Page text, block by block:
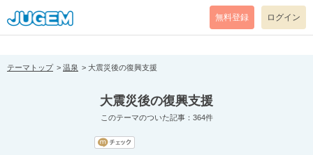
[pear_error: message="Success" code=0 mode=return level=notice
prefix="" info=""]
無料登録 ログイン
テーマトップ 温泉 大震災後の復興支援
大震災後の復興支援
このテーマのついた記事：364件